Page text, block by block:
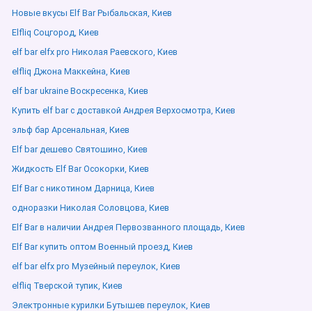
Новые вкусы Elf Bar Рыбальская, Киев
Elfliq Соцгород, Киев
elf bar elfx pro Николая Раевского, Киев
elfliq Джона Маккейна, Киев
elf bar ukraine Воскресенка, Киев
Купить elf bar с доставкой Андрея Верхосмотра, Киев
эльф бар Арсенальная, Киев
Elf bar дешево Святошино, Киев
Жидкость Elf Bar Осокорки, Киев
Elf Bar с никотином Дарница, Киев
одноразки Николая Соловцова, Киев
Elf Bar в наличии Андрея Первозванного площадь, Киев
Elf Bar купить оптом Военный проезд, Киев
elf bar elfx pro Музейный переулок, Киев
elfliq Тверской тупик, Киев
Электронные курилки Бутышев переулок, Киев